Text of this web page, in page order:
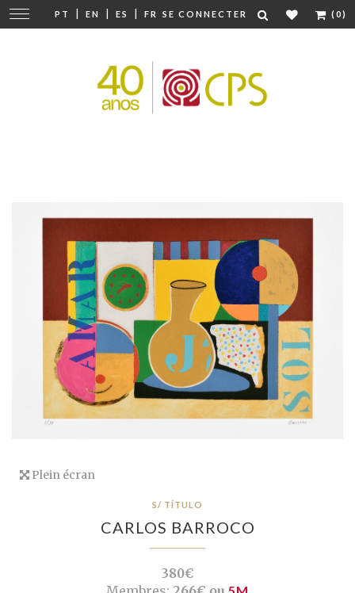
PT | EN | ES | FR SE CONNECTER (0)
Modifier
la
Plein écran
S/ TÍTULO
CARLOS BARROCO
380€